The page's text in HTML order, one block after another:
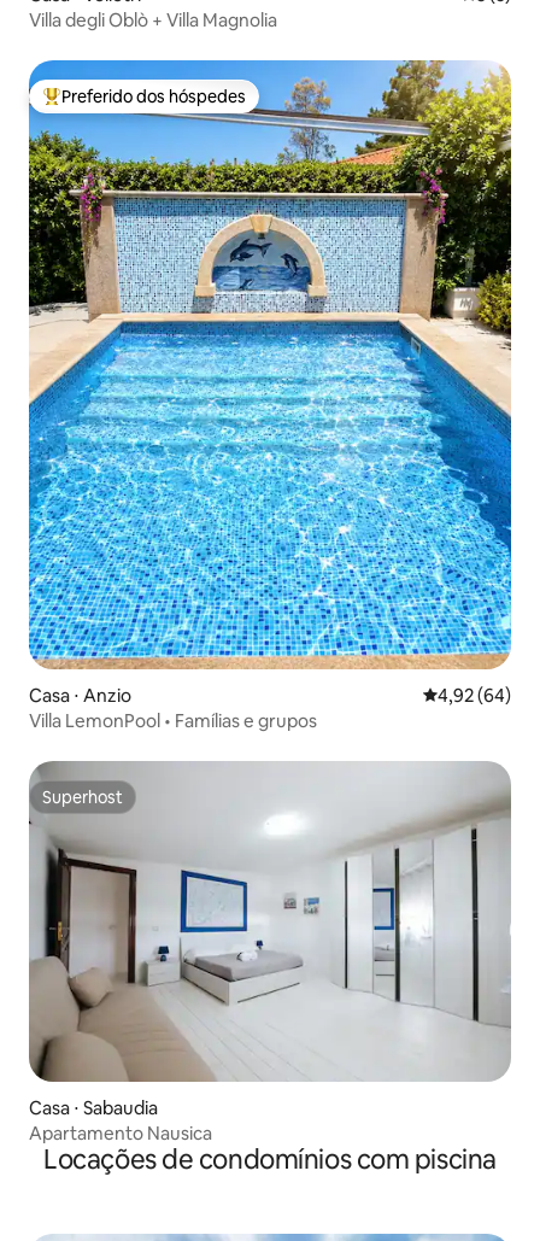
Villa degli Oblò + Villa Magnolia
Entre os melhores preferidos dos hóspedes
Preferido dos hóspedes
Casa ⋅ Anzio 4,92 de uma
4,92 (64)
Villa LemonPool • Famílias e grupos
Superhost
Superhost
Casa ⋅ Sabaudia
Apartamento Nausica
Locações de condomínios com piscina